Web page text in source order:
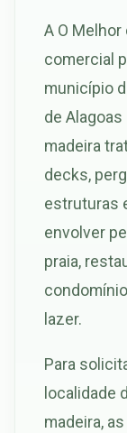
A O
comercial
município
de
madeira
decks,
estruturas
envolver
praia,
lazer.
Para
localidade
madeira,